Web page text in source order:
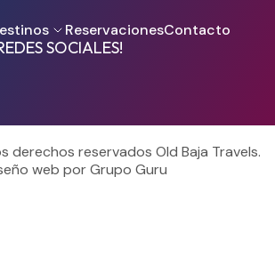
ReservacionesContacto
SOCIALES!
derechos reservados Old Baja Travels.
web por Grupo Guru